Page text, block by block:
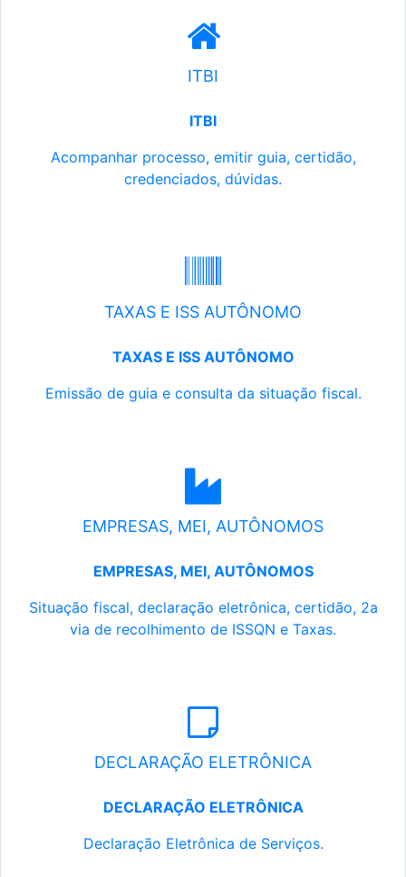
ITBI
ITBI
Acompanhar processo, emitir guia, certidão,
credenciados, dúvidas.
TAXAS E ISS AUTÔNOMO
TAXAS E ISS AUTÔNOMO
Emissão de guia e consulta da situação fiscal.
EMPRESAS, MEI, AUTÔNOMOS
EMPRESAS, MEI, AUTÔNOMOS
Situação fiscal, declaração eletrônica, certidão, 2a
via de recolhimento de ISSQN e Taxas.
DECLARAÇÃO ELETRÔNICA
DECLARAÇÃO ELETRÔNICA
Declaração Eletrônica de Serviços.